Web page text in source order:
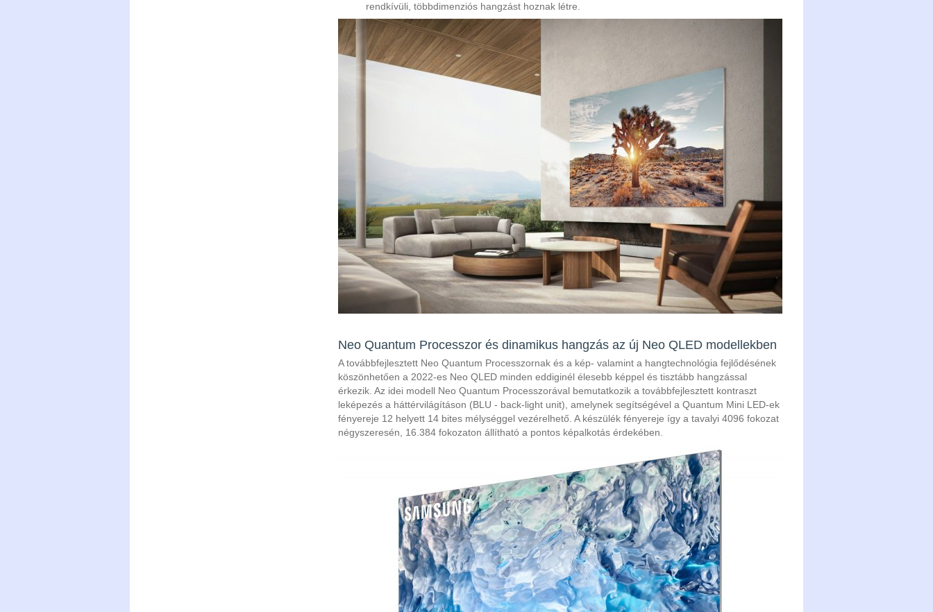
rendkívüli, többdimenziós hangzást hoznak létre.
Neo Quantum Processzor és dinamikus hangzás az új Neo QLED modellekben
A továbbfejlesztett Neo Quantum Processzornak és a kép- valamint a hangtechnológia fejlődésének
köszönhetően a 2022-es Neo QLED minden eddiginél élesebb képpel és tisztább hangzással
érkezik. Az idei modell Neo Quantum Processzorával bemutatkozik a továbbfejlesztett kontraszt
leképezés a háttérvilágításon (BLU - back-light unit), amelynek segítségével a Quantum Mini LED-ek
fényereje 12 helyett 14 bites mélységgel vezérelhető. A készülék fényereje így a tavalyi 4096 fokozat
négyszeresén, 16.384 fokozaton állítható a pontos képalkotás érdekében.